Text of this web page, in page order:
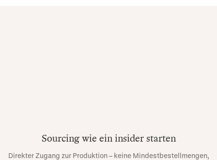
Sourcing wie ein insider starten
Direkter Zugang zur Produktion – keine Mindestbestellmengen,